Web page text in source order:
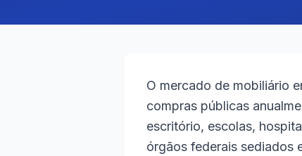
O mercado de mobiliário
compras públicas
escritório, escolas,
órgãos federais sediados